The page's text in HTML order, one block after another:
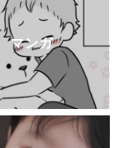
マンガ